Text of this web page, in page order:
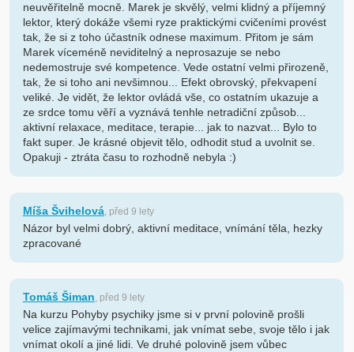
neuvěřitelně mocně. Marek je skvělý, velmi klidný a příjemný
lektor, který dokáže všemi ryze praktickými cvičeními provést
tak, že si z toho účastník odnese maximum. Přitom je sám
Marek víceméně neviditelný a neprosazuje se nebo
nedemostruje své kompetence. Vede ostatní velmi přirozeně,
tak, že si toho ani nevšimnou... Efekt obrovský, překvapení
veliké. Je vidět, že lektor ovládá vše, co ostatním ukazuje a
ze srdce tomu věří a vyznává tenhle netradiční způsob...
aktivní relaxace, meditace, terapie... jak to nazvat... Bylo to
fakt super. Je krásné objevit tělo, odhodit stud a uvolnit se.
Opakuji - ztráta času to rozhodně nebyla :)
Míša Švihelová, před 9 lety
Názor byl velmi dobrý, aktivní meditace, vnímání těla, hezky
zpracované
Tomáš Šiman, před 9 lety
Na kurzu Pohyby psychiky jsme si v první polovině prošli
velice zajímavými technikami, jak vnímat sebe, svoje tělo i jak
vnímat okolí a jiné lidi. Ve druhé polovině jsem vůbec